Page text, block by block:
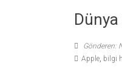
Dünya
Gönderen:
Apple, bilgi